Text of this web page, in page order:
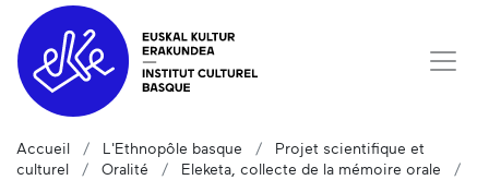
Accueil L'Ethnopôle basque
Projet scientifique et
culturel
Oralité
Eleketa, collecte de la mémoire orale